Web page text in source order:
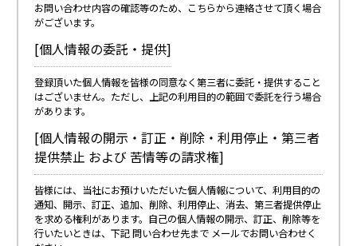
お問い合わせ内容の確認等のため、こちらから連絡させて頂く場合
がございます。
[個人情報の委託・提供]
登録頂いた個人情報を皆様の同意なく第三者に委託・提供すること
はございません。ただし、上記の利用目的の範囲で委託を行う場合
があります。
[個人情報の開示・訂正・削除・利用停止・第三者
提供禁止 および 苦情等の請求権]
皆様には、当社にお預けいただいた個人情報について、利用目的の
通知、開示、訂正、追加、削除、利用停止、消去、第三者提供停止
を求める権利があります。自己の個人情報の開示、訂正、削除等を
行いたいときは、下記 問い合わせ先まで メールでお問い合わせく